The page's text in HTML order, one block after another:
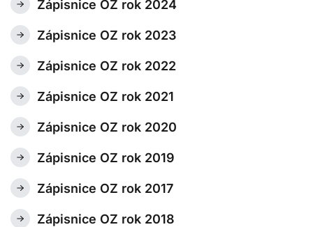
Zápisnice OZ rok 2024
Zápisnice OZ rok 2023
Zápisnice OZ rok 2022
Zápisnice OZ rok 2021
Zápisnice OZ rok 2020
Zápisnice OZ rok 2019
Zápisnice OZ rok 2017
Zápisnice OZ rok 2018